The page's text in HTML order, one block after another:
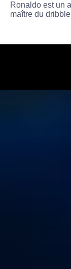
Ronaldo est un
maître du